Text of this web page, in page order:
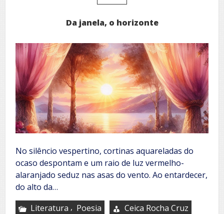
Da janela, o horizonte
No silêncio vespertino, cortinas aquareladas do
ocaso despontam e um raio de luz vermelho-
alaranjado seduz nas asas do vento. Ao entardecer,
do alto da…
Literatura , Poesia
Ceica Rocha Cruz